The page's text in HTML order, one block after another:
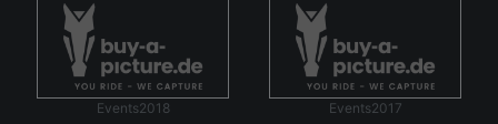
Events2018 Events2017